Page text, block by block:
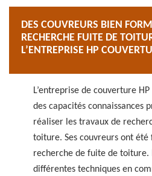
DES COUVREURS BIEN
RECHERCHE FUITE DE
L’ENTREPRISE HP
L’entreprise de couverture
des capacités connaissances
réaliser les travaux de
toiture. Ses couvreurs ont été
recherche de fuite de toiture.
différentes techniques en